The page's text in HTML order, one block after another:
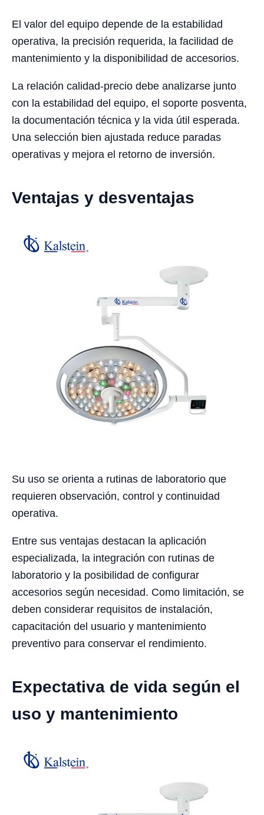
El valor del equipo depende de la estabilidad
operativa, la precisión requerida, la facilidad de
mantenimiento y la disponibilidad de accesorios.
La relación calidad-precio debe analizarse junto
con la estabilidad del equipo, el soporte posventa,
la documentación técnica y la vida útil esperada.
Una selección bien ajustada reduce paradas
operativas y mejora el retorno de inversión.
Ventajas y desventajas
Su uso se orienta a rutinas de laboratorio que
requieren observación, control y continuidad
operativa.
Entre sus ventajas destacan la aplicación
especializada, la integración con rutinas de
laboratorio y la posibilidad de configurar
accesorios según necesidad. Como limitación, se
deben considerar requisitos de instalación,
capacitación del usuario y mantenimiento
preventivo para conservar el rendimiento.
Expectativa de vida según el
uso y mantenimiento